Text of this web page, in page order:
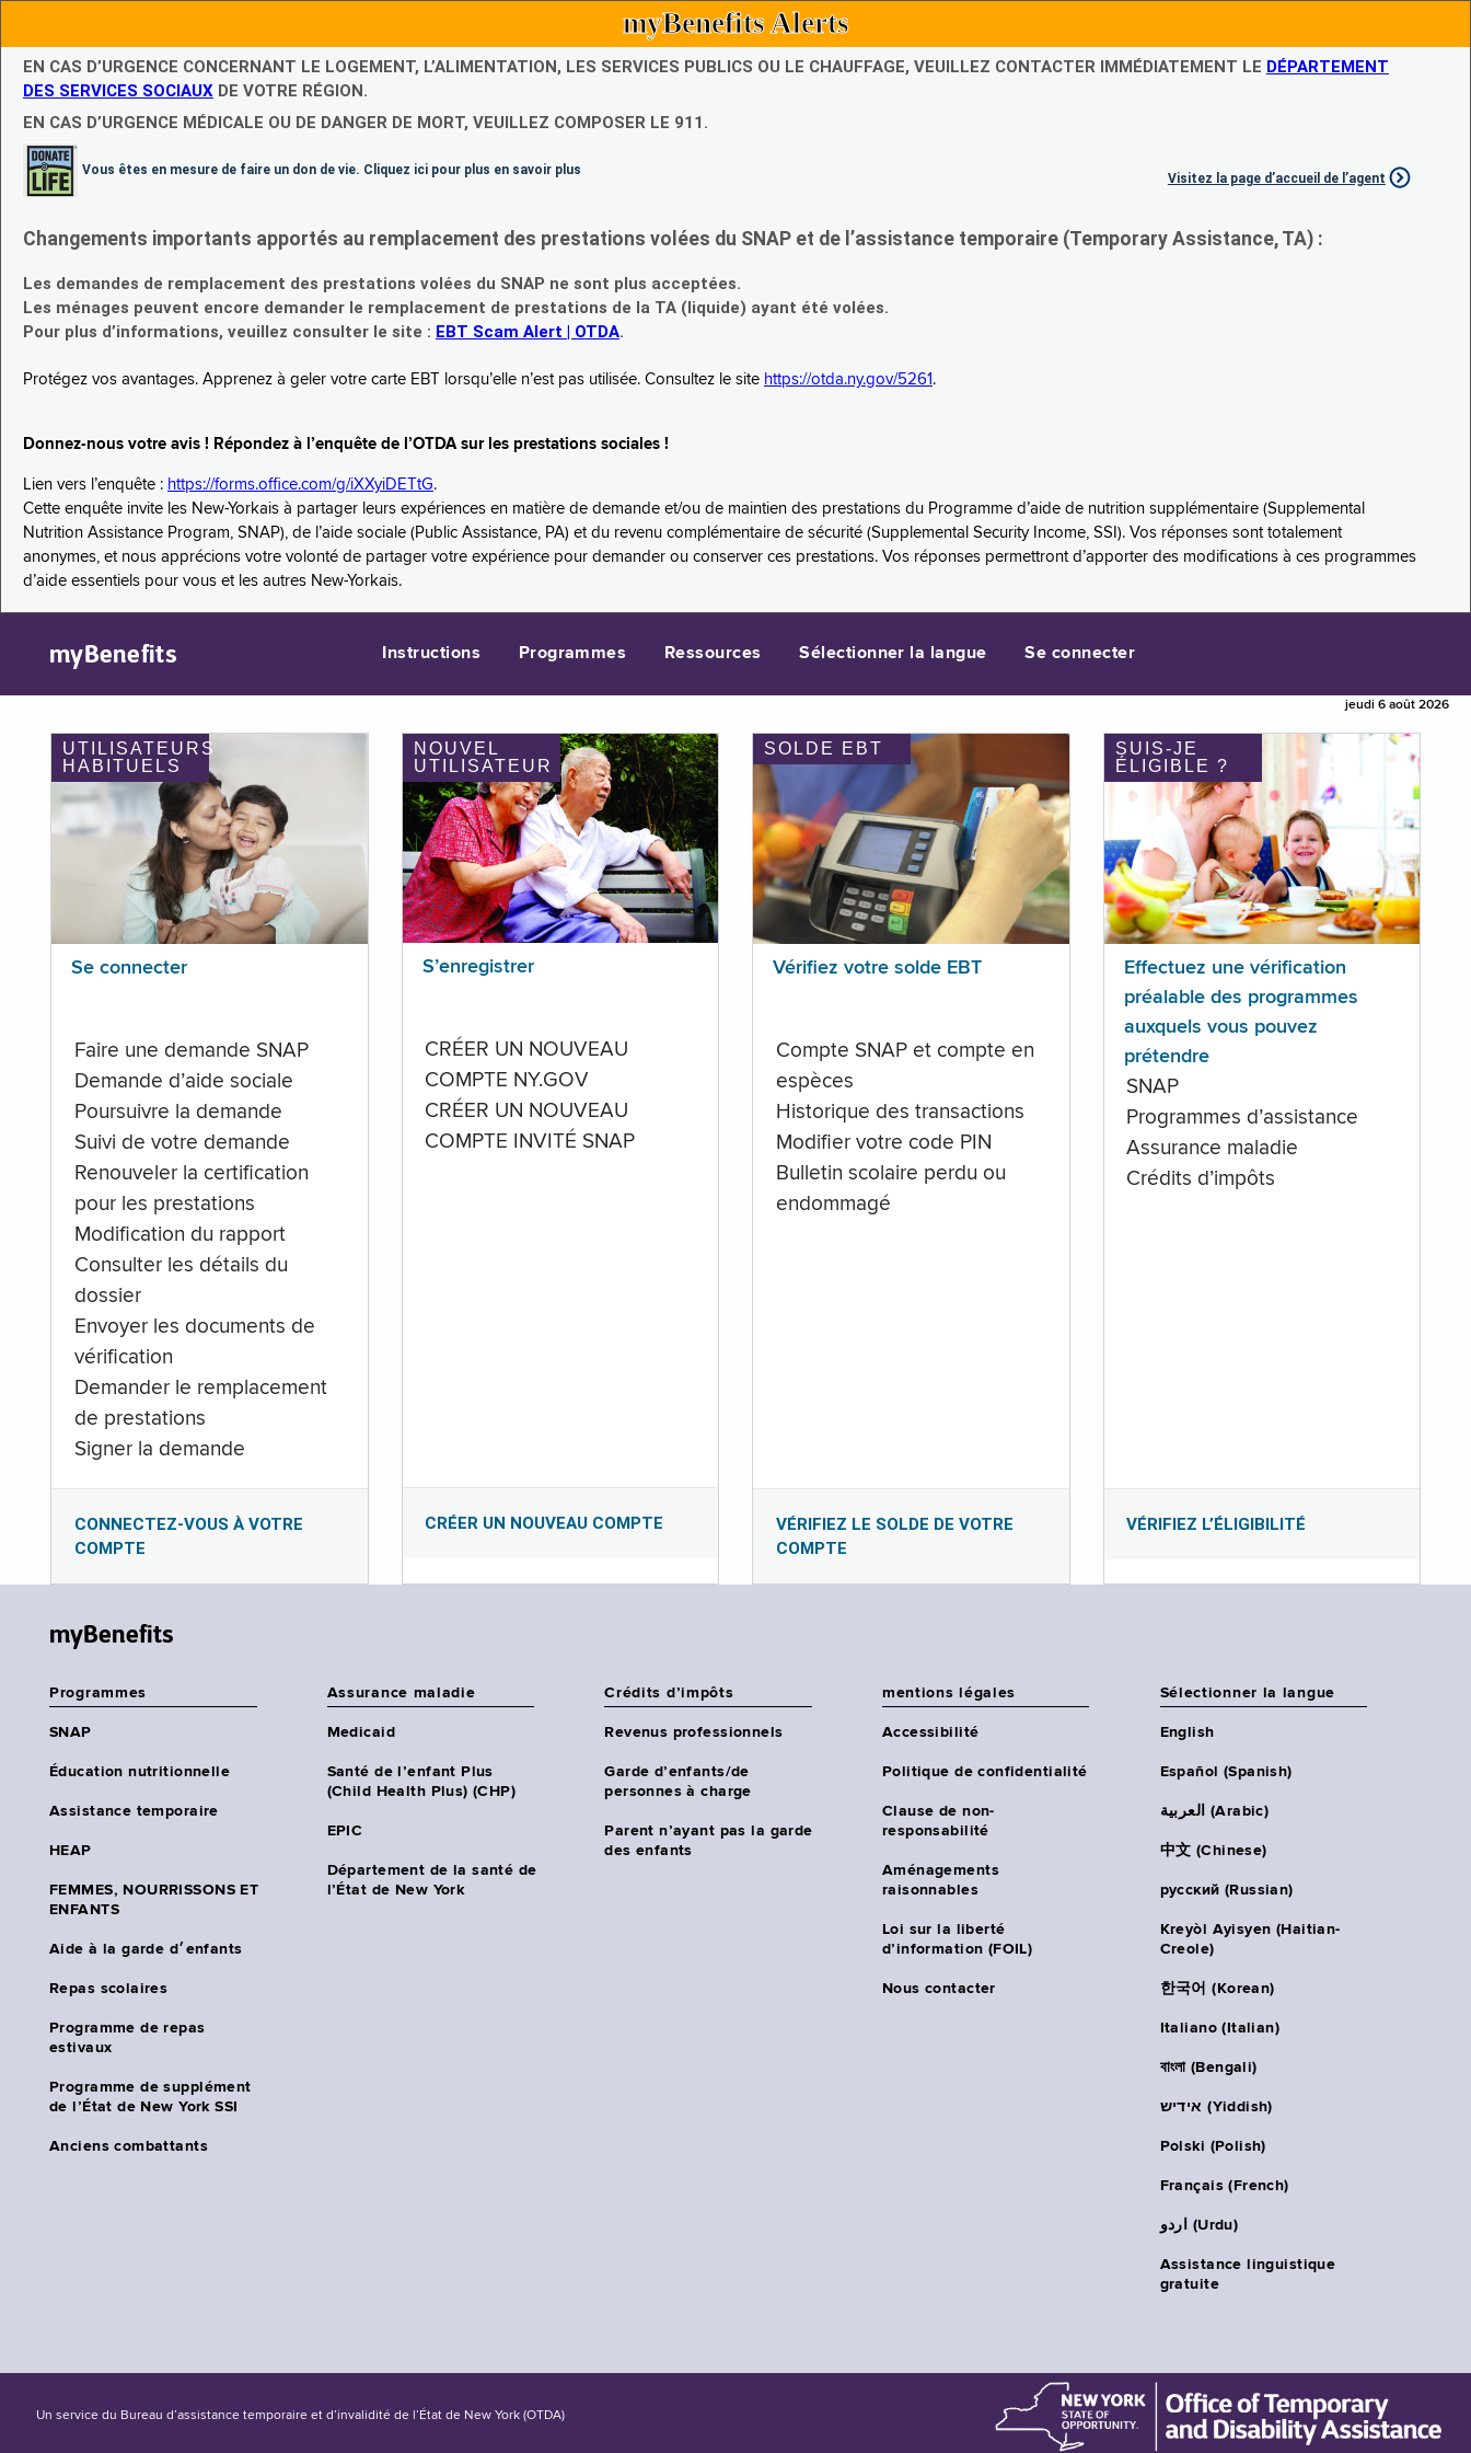
myBenefits Alerts
EN CAS D’URGENCE CONCERNANT LE LOGEMENT, L’ALIMENTATION, LES SERVICES PUBLICS OU LE CHAUFFAGE, VEUILLEZ CONTACTER IMMÉDIATEMENT LE DÉPARTEMENT
DES SERVICES SOCIAUX DE VOTRE RÉGION.
EN CAS D’URGENCE MÉDICALE OU DE DANGER DE MORT, VEUILLEZ COMPOSER LE 911.
Vous êtes en mesure de faire un don de vie. Cliquez ici pour plus en savoir plus
Visitez la page d’accueil de l’agent
Changements importants apportés au remplacement des prestations volées du SNAP et de l’assistance temporaire (Temporary Assistance, TA) :
Les demandes de remplacement des prestations volées du SNAP ne sont plus acceptées.
Les ménages peuvent encore demander le remplacement de prestations de la TA (liquide) ayant été volées.
Pour plus d’informations, veuillez consulter le site : EBT Scam Alert | OTDA.
Protégez vos avantages. Apprenez à geler votre carte EBT lorsqu’elle n’est pas utilisée. Consultez le site https://otda.ny.gov/5261 .
Donnez-nous votre avis ! Répondez à l’enquête de l’OTDA sur les prestations sociales !
Lien vers l’enquête : https://forms.office.com/g/iXXyiDETtG.
Cette enquête invite les New-Yorkais à partager leurs expériences en matière de demande et/ou de maintien des prestations du Programme d’aide de nutrition supplémentaire (Supplemental
Nutrition Assistance Program, SNAP), de l’aide sociale (Public Assistance, PA) et du revenu complémentaire de sécurité (Supplemental Security Income, SSI). Vos réponses sont totalement
anonymes, et nous apprécions votre volonté de partager votre expérience pour demander ou conserver ces prestations. Vos réponses permettront d’apporter des modifications à ces programmes
d’aide essentiels pour vous et les autres New-Yorkais.
myBenefits Instructions Programmes Ressources Sélectionner la langue Se connecter
jeudi 6 août 2026
UTILISATEURS
HABITUELS
Se connecter
Faire une demande SNAP
Demande d’aide sociale
Poursuivre la demande
Suivi de votre demande
Renouveler la certification
pour les prestations
Modification du rapport
Consulter les détails du
dossier
Envoyer les documents de
vérification
Demander le remplacement
de prestations
Signer la demande
CONNECTEZ-VOUS À VOTRE
COMPTE
NOUVEL
UTILISATEUR
S’enregistrer
CRÉER UN NOUVEAU
COMPTE NY.GOV
CRÉER UN NOUVEAU
COMPTE INVITÉ SNAP
CRÉER UN NOUVEAU COMPTE
SOLDE EBT
Vérifiez votre solde EBT
Compte SNAP et compte en
espèces
Historique des transactions
Modifier votre code PIN
Bulletin scolaire perdu ou
endommagé
VÉRIFIEZ LE SOLDE DE VOTRE
COMPTE
SUIS-JE
ÉLIGIBLE ?
Effectuez une vérification
préalable des programmes
auxquels vous pouvez
prétendre
SNAP
Programmes d’assistance
Assurance maladie
Crédits d’impôts
VÉRIFIEZ L’ÉLIGIBILITÉ
myBenefits
Programmes
SNAP
Éducation nutritionnelle
Assistance temporaire
HEAP
FEMMES, NOURRISSONS ET
ENFANTS
Aide à la garde d׳enfants
Repas scolaires
Programme de repas
estivaux
Programme de supplément
de l’État de New York SSI
Anciens combattants
Assurance maladie
Medicaid
Santé de l’enfant Plus
(Child Health Plus) (CHP)
EPIC
Département de la santé de
l’État de New York
Crédits d’impôts
Revenus professionnels
Garde d’enfants/de
personnes à charge
Parent n’ayant pas la garde
des enfants
mentions légales
Accessibilité
Politique de confidentialité
Clause de non-
responsabilité
Aménagements
raisonnables
Loi sur la liberté
d’information (FOIL)
Nous contacter
Sélectionner la langue
English
Español (Spanish)
العربية (Arabic)
中文 (Chinese)
русский (Russian)
Kreyòl Ayisyen (Haitian-
Creole)
한국어 (Korean)
Italiano (Italian)
বাংলা (Bengali)
אידיש (Yiddish)
Polski (Polish)
Français (French)
اردو (Urdu)
Assistance linguistique
gratuite
Un service du Bureau d’assistance temporaire et d’invalidité de l’État de New York (OTDA)